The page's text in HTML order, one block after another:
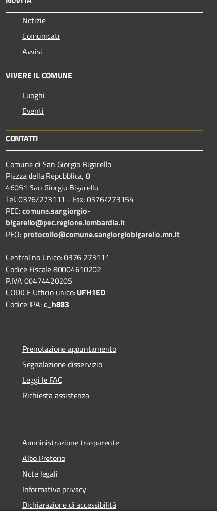
Notizie
Comunicati
Avvisi
VIVERE IL COMUNE
Luoghi
Eventi
CONTATTI
Comune di San Giorgio Bigarello
Piazza della Repubblica, 8
46051 San Giorgio Bigarello
Tel. 0376/273111 - Fax: 0376/273154
PEC:comune.sangiorgio-
bigarello@pec.regione.lombardia.it
PEO: protocollo@comune.sangiorgiobigarello.mn.it
Centralino Unico: 0376 273111
Codice Fiscale 80004610202
P.IVA 00474420205
CODICE Ufficio unico: UFH1ED
Codice IPA:c_h883
Prenotazione appuntamento
Segnalazione disservizio
Leggi le FAQ
Richiesta assistenza
Amministrazione trasparente
Albo Pretorio
Note legali
Informativa privacy
Dichiarazione di accessibilità